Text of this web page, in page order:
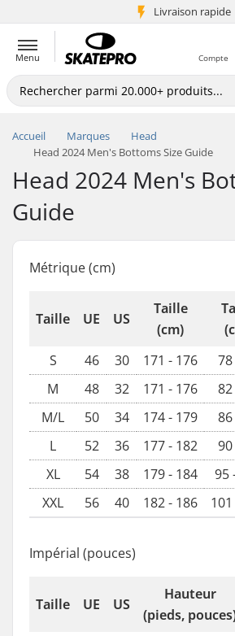
Livraison rapide
+5 mio de clients
Menu Compte
Accueil Marques
Head
Head 2024 Men's Bottoms Size Guide
Head 2024 Men's
Guide
Métrique (cm)
Taille UE US
Taille
(cm)
S
46 30 171 - 176 78
M
48 32 171 - 176
M/L
50 34 174 - 179
L
52 36 177 - 182
XL
54 38 179 - 184 95
XXL
56 40 182 - 186
Impérial (pouces)
Taille UE US
Hauteur
(pieds,